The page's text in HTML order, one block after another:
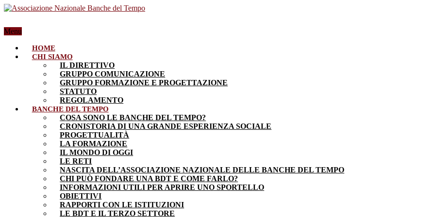
Menu
HOME
CHI SIAMO
IL DIRETTIVO
GRUPPO COMUNICAZIONE
GRUPPO FORMAZIONE E PROGETTAZIONE
STATUTO
REGOLAMENTO
BANCHE DEL TEMPO
COSA SONO LE BANCHE DEL TEMPO?
CRONISTORIA DI UNA GRANDE ESPERIENZA SOCIALE
PROGETTUALITÀ
LA FORMAZIONE
IL MONDO DI OGGI
LE RETI
NASCITA DELL’ASSOCIAZIONE NAZIONALE DELLE BANCHE DEL TEMPO
CHI PUÒ FONDARE UNA BDT E COME FARLO?
INFORMAZIONI UTILI PER APRIRE UNO SPORTELLO
OBIETTIVI
RAPPORTI CON LE ISTITUZIONI
LE BDT E IL TERZO SETTORE